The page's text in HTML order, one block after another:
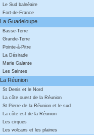
Le Sud balnéaire
Fort-de-France
La Guadeloupe
Basse-Terre
Grande-Terre
Pointe-à-Pitre
La Désirade
Marie Galante
Les Saintes
La Réunion
St Denis et le Nord
La côte ouest de la Réunion
St Pierre de la Réunion et le sud
La côte est de la Réunion
Les cirques
Les volcans et les plaines